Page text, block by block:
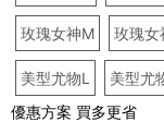
玫瑰女神M 玫瑰女
美型尤物L
美型尤
優惠方案 買多更省